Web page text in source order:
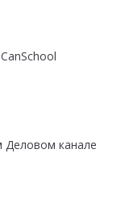
Деловом канале